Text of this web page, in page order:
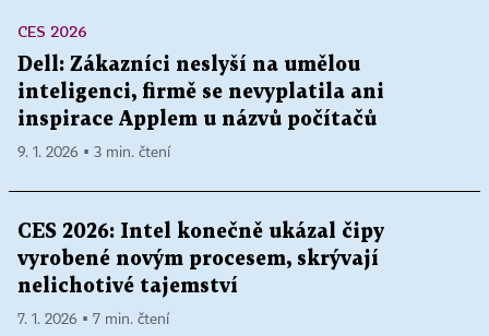
CES 2026
Dell: Zákazníci neslyší na umělou
inteligenci, firmě se nevyplatila ani
inspirace Applem u názvů počítačů
9. 1. 2026 ▪ 3 min. čtení
CES 2026: Intel konečně ukázal čipy
vyrobené novým procesem, skrývají
nelichotivé tajemství
7. 1. 2026 ▪ 7 min. čtení